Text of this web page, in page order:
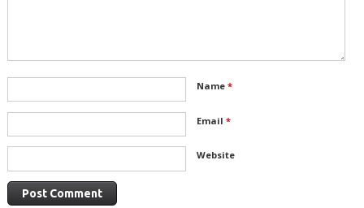
Name *
Email *
Website